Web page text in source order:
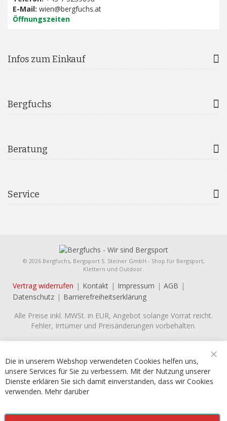
E-Mail: wien@bergfuchs.at
Öffnungszeiten
Infos zum Einkauf
Bergfuchs
Beratung
Service
© 2026 Bergfuchs, Bergsport S. Steiner GmbH - Shop für Bergsport,
Klettern und Outdoor.
Vertrag widerrufen Kontakt Impressum
AGB
Datenschutz
Barrierefreiheitserklärung
Alle Preise inkl. MWSt. in EUR, Angebot solange Vorrat reicht.
Fehler, Irrtümer und Preisänderungen vorbehalten.
Die in unserem Webshop verwendeten Cookies helfen uns,
unsere Services für Sie zu verbessern. Mit der Nutzung unserer
Dienste erklären Sie sich damit einverstanden, dass wir Cookies
verwenden. Mehr darüber